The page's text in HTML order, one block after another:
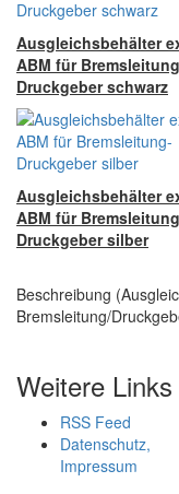
Ausgleichsbehälter
ABM für
Druckgeber schwarz
Ausgleichsbehälter
ABM für
Druckgeber silber
Beschreibung
Bremsleitung/
Weitere Links
RSS Feed
Datenschutz,
Impressum